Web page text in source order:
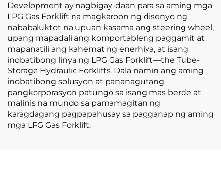
Development ay nagbigay-daan para sa aming mga
LPG Gas Forklift na magkaroon ng disenyo ng
nababaluktot na upuan kasama ang steering wheel,
upang mapadali ang komportableng paggamit at
mapanatili ang kahemat ng enerhiya, at isang
inobatibong linya ng LPG Gas Forklift—the Tube-
Storage Hydraulic Forklifts. Dala namin ang aming
inobatibong solusyon at pananagutang
pangkorporasyon patungo sa isang mas berde at
malinis na mundo sa pamamagitan ng
karagdagang pagpapahusay sa pagganap ng aming
mga LPG Gas Forklift.